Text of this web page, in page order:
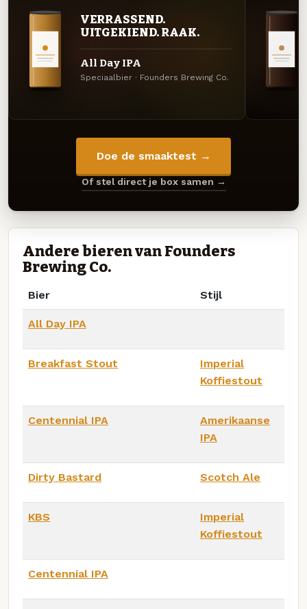
VERRASSEND.
UITGEKIEND. RAAK.
All Day IPA
Speciaalbier · Founders Brewing Co.
Doe de smaaktest →
Of stel direct je box samen →
Andere bieren van Founders
Brewing Co.
Bier Stijl
All Day IPA
Breakfast Stout
Imperial
Koffiestout
Centennial IPA
Amerikaanse
IPA
Dirty Bastard Scotch Ale
KBS
Imperial
Koffiestout
Centennial IPA